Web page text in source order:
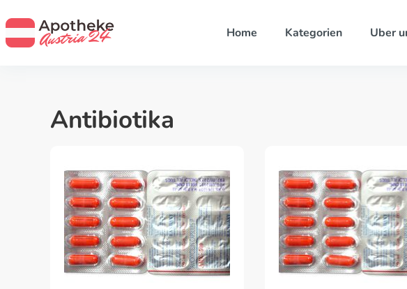
Home Kategorien Uber
Antibiotika